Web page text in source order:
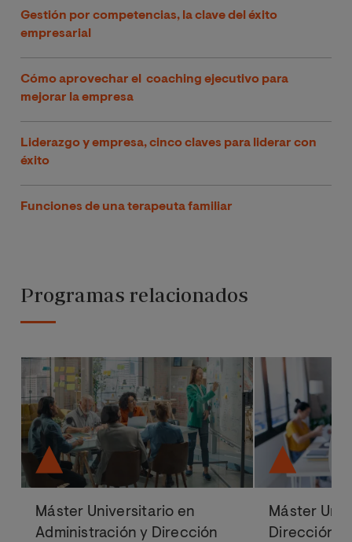
Gestión por competencias, la clave del éxito
empresarial
Cómo aprovechar el coaching ejecutivo para
mejorar la empresa
Liderazgo y empresa, cinco claves para liderar con
éxito
Funciones de una terapeuta familiar
Programas relacionados
Máster Universitario en
Administración y Dirección
Máster
Dirección